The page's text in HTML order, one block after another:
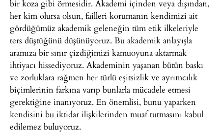
bir koza gibi örmesidir. Akademi içinden veya dışından,
her kim olursa olsun, failleri korumanın kendimizi ait
gördüğümüz akademik geleneğin tüm etik ilkeleriyle
ters düştüğünü düşünüyoruz. Bu akademik anlayışla
aramıza bir sınır çizdiğimizi kamuoyuna aktarmak
ihtiyacı hissediyoruz. Akademinin yaşanan bütün baskı
ve zorluklara rağmen her türlü eşitsizlik ve ayrımcılık
biçimlerinin farkına varıp bunlarla mücadele etmesi
gerektiğine inanıyoruz. En önemlisi, bunu yaparken
kendisini bu iktidar ilişkilerinden muaf tutmasını kabul
edilemez buluyoruz.